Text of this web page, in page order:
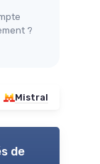
les jus
?
Mistral
de